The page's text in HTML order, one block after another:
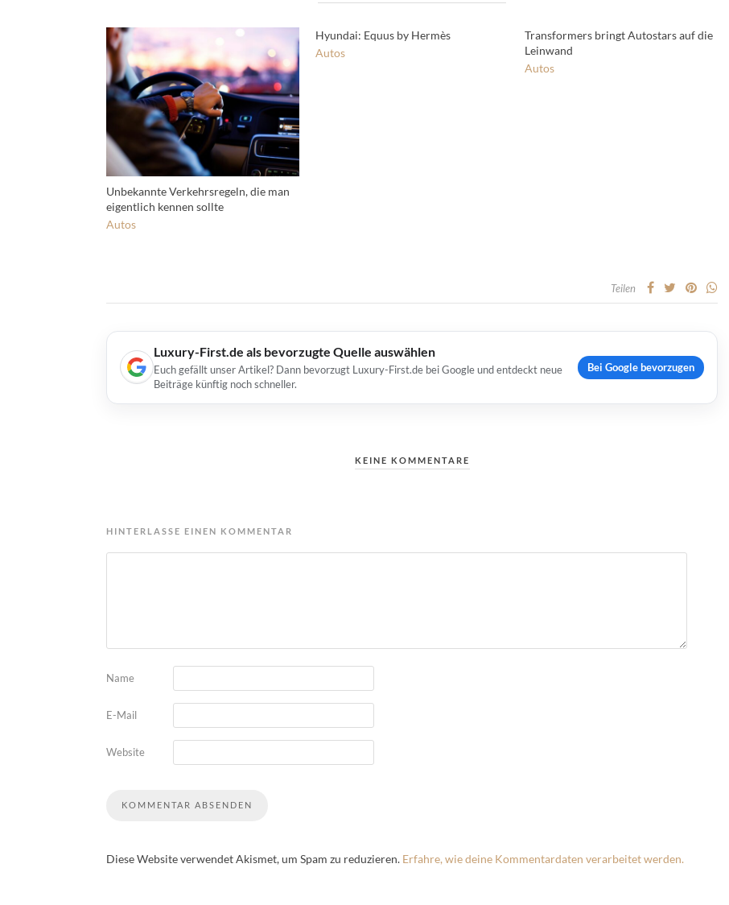
Unbekannte Verkehrsregeln, die man
eigentlich kennen sollte
Autos
Hyundai: Equus by Hermès
Autos
Transformers bringt Autostars auf die
Leinwand
Autos
Teilen
Luxury-First.de als bevorzugte Quelle auswählen
Euch gefällt unser Artikel? Dann bevorzugt Luxury-First.de bei Google und entdeckt neue
Beiträge künftig noch schneller.
Bei Google bevorzugen
KEINE KOMMENTARE
HINTERLASSE EINEN KOMMENTAR
Name
E-Mail
Website
Diese Website verwendet Akismet, um Spam zu reduzieren. Erfahre, wie deine Kommentardaten verarbeitet werden.